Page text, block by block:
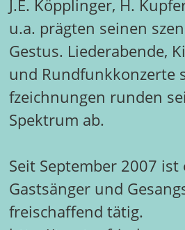
J.E. Köpplinger, H.
u.a. prägten seinen
Gestus. Liederabende,
und Rundfunkkonzerte
fzeichnungen runden
Spektrum ab.
Seit September 2007 ist
Gastsänger und
freischaffend tätig.